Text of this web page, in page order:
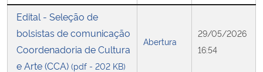
Ministério do Desenvolvimento Regional
Controladoria-Geral da União
Ministério da Mulher, da Família e dos Direitos Humanos
Edital - Seleção de
bolsistas de comunicação
Coordenadoria de Cultura
e Arte (CCA) (pdf - 202 KB)
Abertura
29/05/2026
16:54